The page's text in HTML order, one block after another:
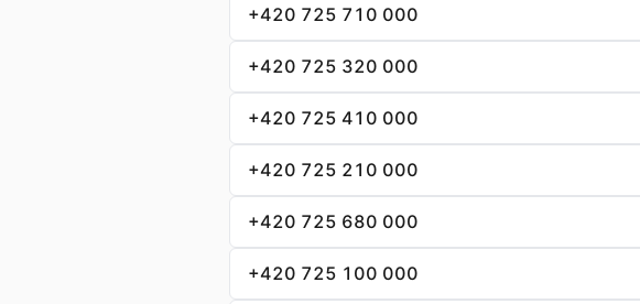
+420 725 710 000
+420 725 320 000
+420 725 410 000
+420 725 210 000
+420 725 680 000
+420 725 100 000